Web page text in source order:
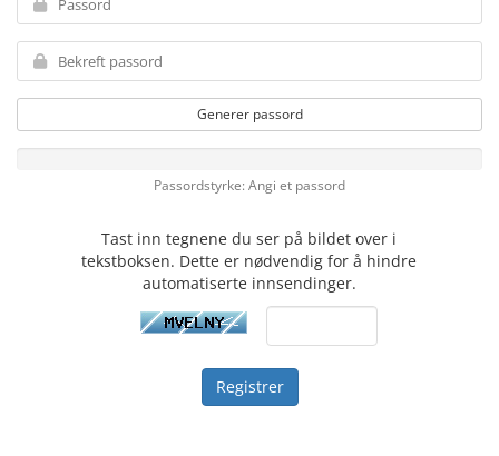
Generer passord
Passordstyrke: Angi et passord
Tast inn tegnene du ser på bildet over i
tekstboksen. Dette er nødvendig for å hindre
automatiserte innsendinger.